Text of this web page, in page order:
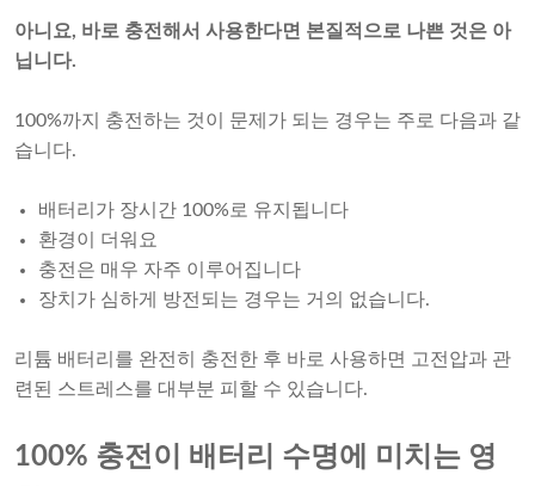
아니요, 바로 충전해서 사용한다면 본질적으로 나쁜 것은 아
닙니다.
100%까지 충전하는 것이 문제가 되는 경우는 주로 다음과 같
습니다.
배터리가 장시간 100%로 유지됩니다
환경이 더워요
충전은 매우 자주 이루어집니다
장치가 심하게 방전되는 경우는 거의 없습니다.
리튬 배터리를 완전히 충전한 후 바로 사용하면 고전압과 관
련된 스트레스를 대부분 피할 수 있습니다.
100% 충전이 배터리 수명에 미치는 영